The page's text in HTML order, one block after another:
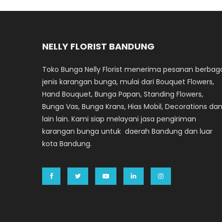
NELLY FLORIST BANDUNG
Toko Bunga Nelly Florist menerima pesanan
jenis karangan bunga, mulai dari Bouquet Flowers,
Hand Bouquet, Bunga Papan, Standing Flowers,
Bunga Vas, Bunga Krans, Hias Mobil, Decorations dan
lain lain. Kami siap melayani jasa pengiriman
karangan bunga untuk daerah Bandung dan luar
kota Bandung.